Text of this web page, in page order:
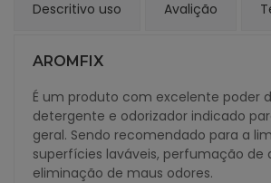
Descritivo uso Avalição
AROMFIX
É um produto com excelente poder
detergente e odorizador indicado
geral. Sendo recomendado para a
superfícies laváveis, perfumação de
eliminação de maus odores.